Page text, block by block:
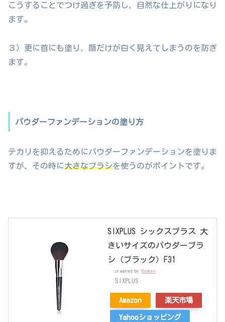
こうすることでつけ過ぎを予防し、自然な仕上がりになり
ます。
３）更に首にも塗り、顔だけが白く見えてしまうのを防ぎ
ます。
パウダーファンデーションの塗り方
テカリを抑えるためにパウダーファンデーションを塗りま
すが、その時に大きなブラシを使うのがポイントです。
SIXPLUS シックスプラス 大
きいサイズのパウダーブラ
シ（ブラック）F31
created by Rinker
SIXPLUS
Amazon 楽天市場
Yahooショッピング